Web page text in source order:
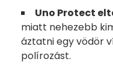
Uno Protect
miatt nehezebb
áztatni egy vödör
polírozást.